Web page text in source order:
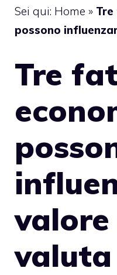
Sei qui: Home »
possono
Tre
valuta